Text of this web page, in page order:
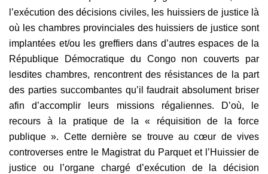
l’exécution des décisions civiles, les huissiers de justice là
où les chambres provinciales des huissiers de justice sont
implantées et/ou les greffiers dans d’autres espaces de la
République Démocratique du Congo non couverts par
lesdites chambres, rencontrent des résistances de la part
des parties succombantes qu’il faudrait absolument briser
afin d’accomplir leurs missions régaliennes. D’où, le
recours à la pratique de la « réquisition de la force
publique ». Cette dernière se trouve au cœur de vives
controverses entre le Magistrat du Parquet et l’Huissier de
justice ou l’organe chargé d’exécution de la décision